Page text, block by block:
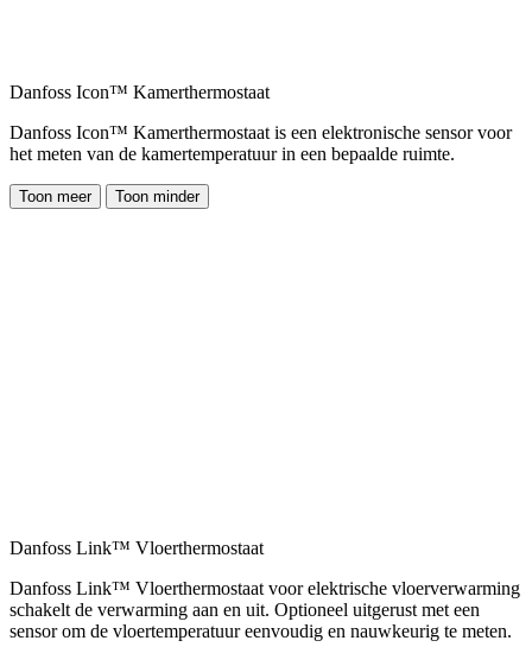
Danfoss Icon™ Kamerthermostaat
Danfoss Icon™ Kamerthermostaat is een elektronische sensor voor
het meten van de kamertemperatuur in een bepaalde ruimte.
Toon meer Toon minder
Danfoss Link™ Vloerthermostaat
Danfoss Link™ Vloerthermostaat voor elektrische vloerverwarming
schakelt de verwarming aan en uit. Optioneel uitgerust met een
sensor om de vloertemperatuur eenvoudig en nauwkeurig te meten.